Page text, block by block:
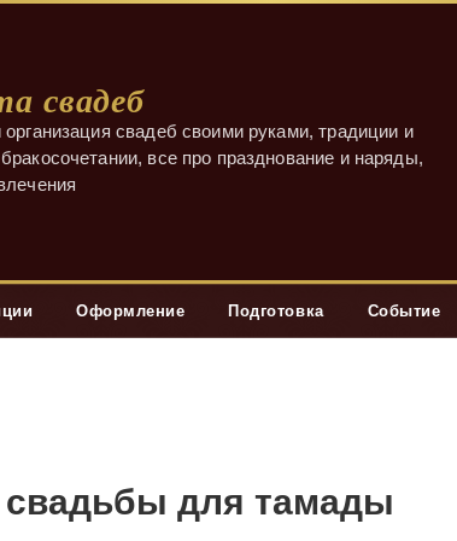
свадеб
организация свадеб своими руками, традиции и
все про празднование и наряды,
Оформление Подготовка Событие
свадьбы для тамады